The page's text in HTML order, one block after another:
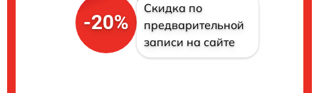
-20%
Скидка по
предварительной
записи на сайте